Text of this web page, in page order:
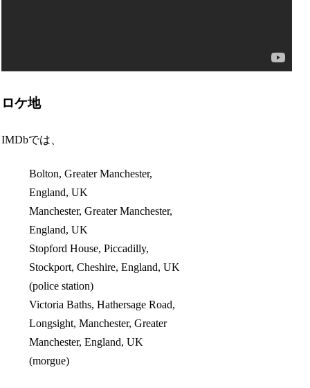
ロケ地
IMDbでは、
Bolton, Greater Manchester,
England, UK
Manchester, Greater Manchester,
England, UK
Stopford House, Piccadilly,
Stockport, Cheshire, England, UK
(police station)
Victoria Baths, Hathersage Road,
Longsight, Manchester, Greater
Manchester, England, UK
(morgue)